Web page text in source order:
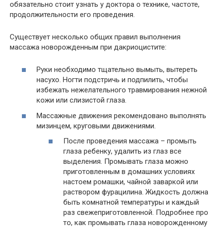
обязательно стоит узнать у доктора о технике, частоте,
продолжительности его проведения.
Существует несколько общих правил выполнения
массажа новорожденным при дакриоцистите:
Руки необходимо тщательно вымыть, вытереть
насухо. Ногти подстричь и подпилить, чтобы
избежать нежелательного травмирования нежной
кожи или слизистой глаза.
Массажные движения рекомендовано выполнять
мизинцем, круговыми движениями.
После проведения массажа – промыть
глаза ребенку, удалить из глаз все
выделения. Промывать глаза можно
приготовленным в домашних условиях
настоем ромашки, чайной заваркой или
раствором фурацилина. Жидкость должна
быть комнатной температуры и каждый
раз свежеприготовленной. Подробнее про
то, как промывать глаза новорожденному